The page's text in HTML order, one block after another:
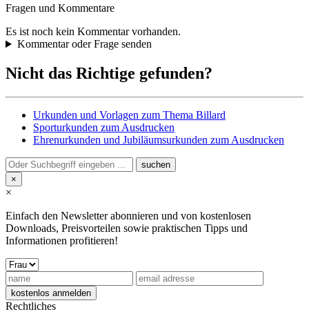
Fragen und Kommentare
Es ist noch kein Kommentar vorhanden.
Kommentar oder Frage senden
Nicht das Richtige gefunden?
Urkunden und Vorlagen zum Thema Billard
Sporturkunden zum Ausdrucken
Ehrenurkunden und Jubiläumsurkunden zum Ausdrucken
×
×
Einfach den Newsletter abonnieren und von kostenlosen
Downloads, Preisvorteilen sowie praktischen Tipps und
Informationen profitieren!
Rechtliches